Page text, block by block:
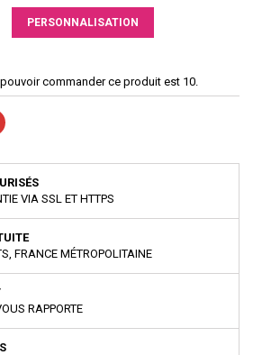
PERSONNALISATION
commander ce produit est 10.
VIA SSL ET HTTPS
FRANCE MÉTROPOLITAINE
RAPPORTE